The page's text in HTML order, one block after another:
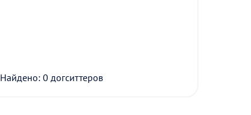
Найдено: 0 догситтеров